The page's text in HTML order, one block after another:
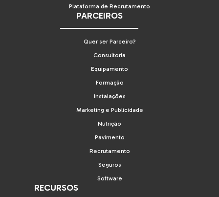
Plataforma de Recrutamento
PARCEIROS
Quer ser Parceiro?
Consultoria
Equipamento
Formação
Instalações
Marketing e Publicidade
Nutrição
Pavimento
Recrutamento
Seguros
Software
RECURSOS